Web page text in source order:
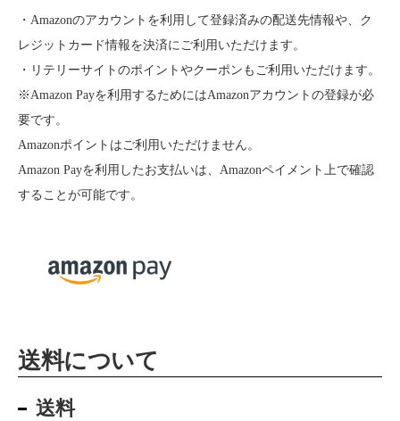
・Amazonのアカウントを利用して登録済みの配送先情報や、ク
レジットカード情報を決済にご利用いただけます。
・リテリーサイトのポイントやクーポンもご利用いただけます。
※Amazon Payを利用するためにはAmazonアカウントの登録が必
要です。
Amazonポイントはご利用いただけません。
Amazon Payを利用したお支払いは、Amazonペイメント上で確認
することが可能です。
送料について
送料